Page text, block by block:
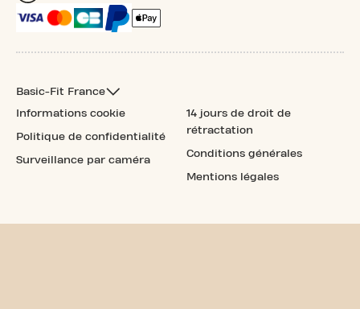
Basic-Fit France
Informations cookie
Politique de confidentialité
Surveillance par caméra
14 jours de droit de
rétractation
Conditions générales
Mentions légales